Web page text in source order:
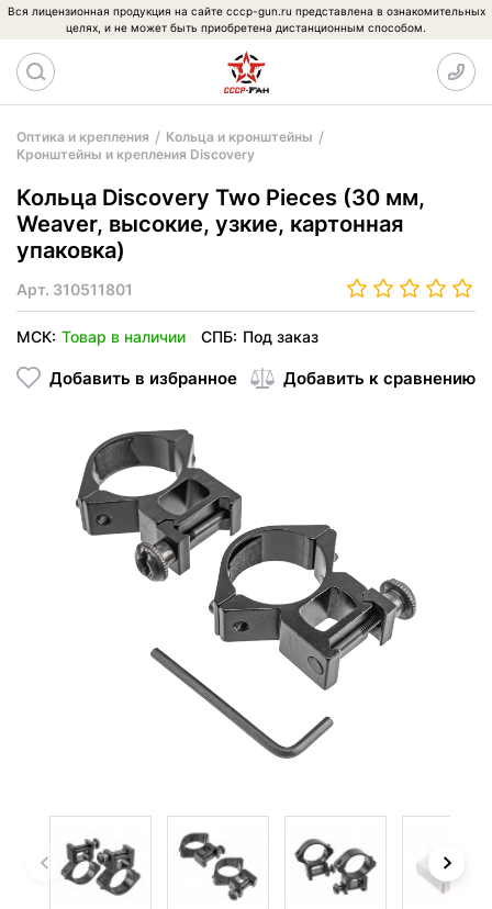
Вся лицензионная продукция на сайте cccp-gun.ru представлена в ознакомительных
целях, и не может быть приобретена дистанционным способом.
Оптика и крепления
Кольца и кронштейны
Кронштейны и крепления Discovery
Кольца Discovery Two Pieces (30 мм,
Weaver, высокие, узкие, картонная
упаковка)
Арт. 310511801
МСК: Товар в наличии СПБ: Под заказ
Добавить в избранное Добавить к сравнению